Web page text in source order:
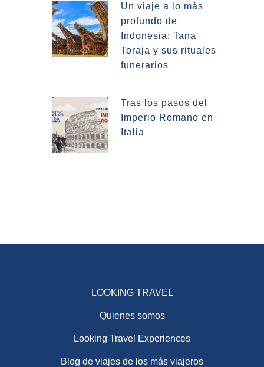
Un viaje a lo más
profundo de
Indonesia: Tana
Toraja y sus rituales
funerarios
Tras los pasos del
Imperio Romano en
Italia
LOOKING TRAVEL
Quienes somos
Looking Travel Experiences
Blog de viajes de los más viajeros